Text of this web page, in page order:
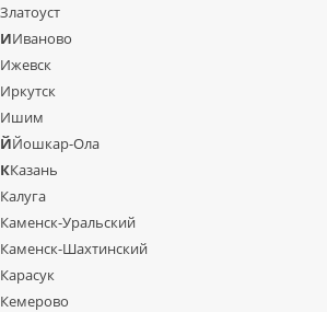
Златоуст
ИИваново
Ижевск
Иркутск
Ишим
ЙЙошкар-Ола
ККазань
Калуга
Каменск-Уральский
Каменск-Шахтинский
Карасук
Кемерово